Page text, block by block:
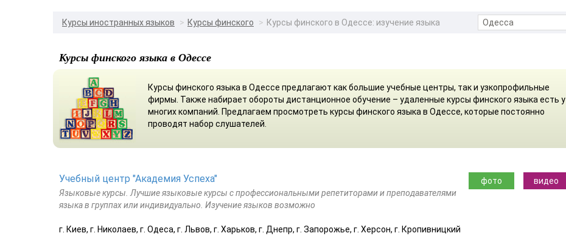
Курсы иностранных языков Курсы финского Курсы финского в Одессе: изучение языка
Курсы финского языка в Одессе
Курсы финского языка в Одессе предлагают как большие учебные центры, так и узкопрофильные
фирмы. Также набирает обороты дистанционное обучение – удаленные курсы финского языка есть у
многих компаний. Предлагаем просмотреть курсы финского языка в Одессе, которые постоянно
проводят набор слушателей.
видео
фото
Учебный центр "Академия Успеха"
Языковые курсы. Лучшие языковые курсы с профессиональными репетиторами и преподавателями
языка в группах или индивидуально. Изучение языков возможно
г. Киев, г. Николаев, г. Одеса, г. Львов, г. Харьков, г. Днепр, г. Запорожье, г. Херсон, г. Кропивницкий